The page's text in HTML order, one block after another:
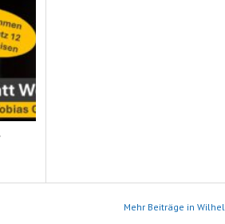
Mehr Beiträge in